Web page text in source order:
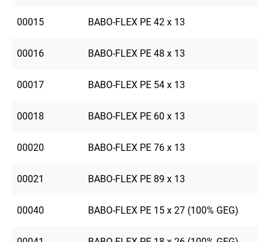
00015 BABO-FLEX PE 42 x 13
00016 BABO-FLEX PE 48 x 13
00017 BABO-FLEX PE 54 x 13
00018 BABO-FLEX PE 60 x 13
00020 BABO-FLEX PE 76 x 13
00021 BABO-FLEX PE 89 x 13
00040 BABO-FLEX PE 15 x 27 (100% GEG)